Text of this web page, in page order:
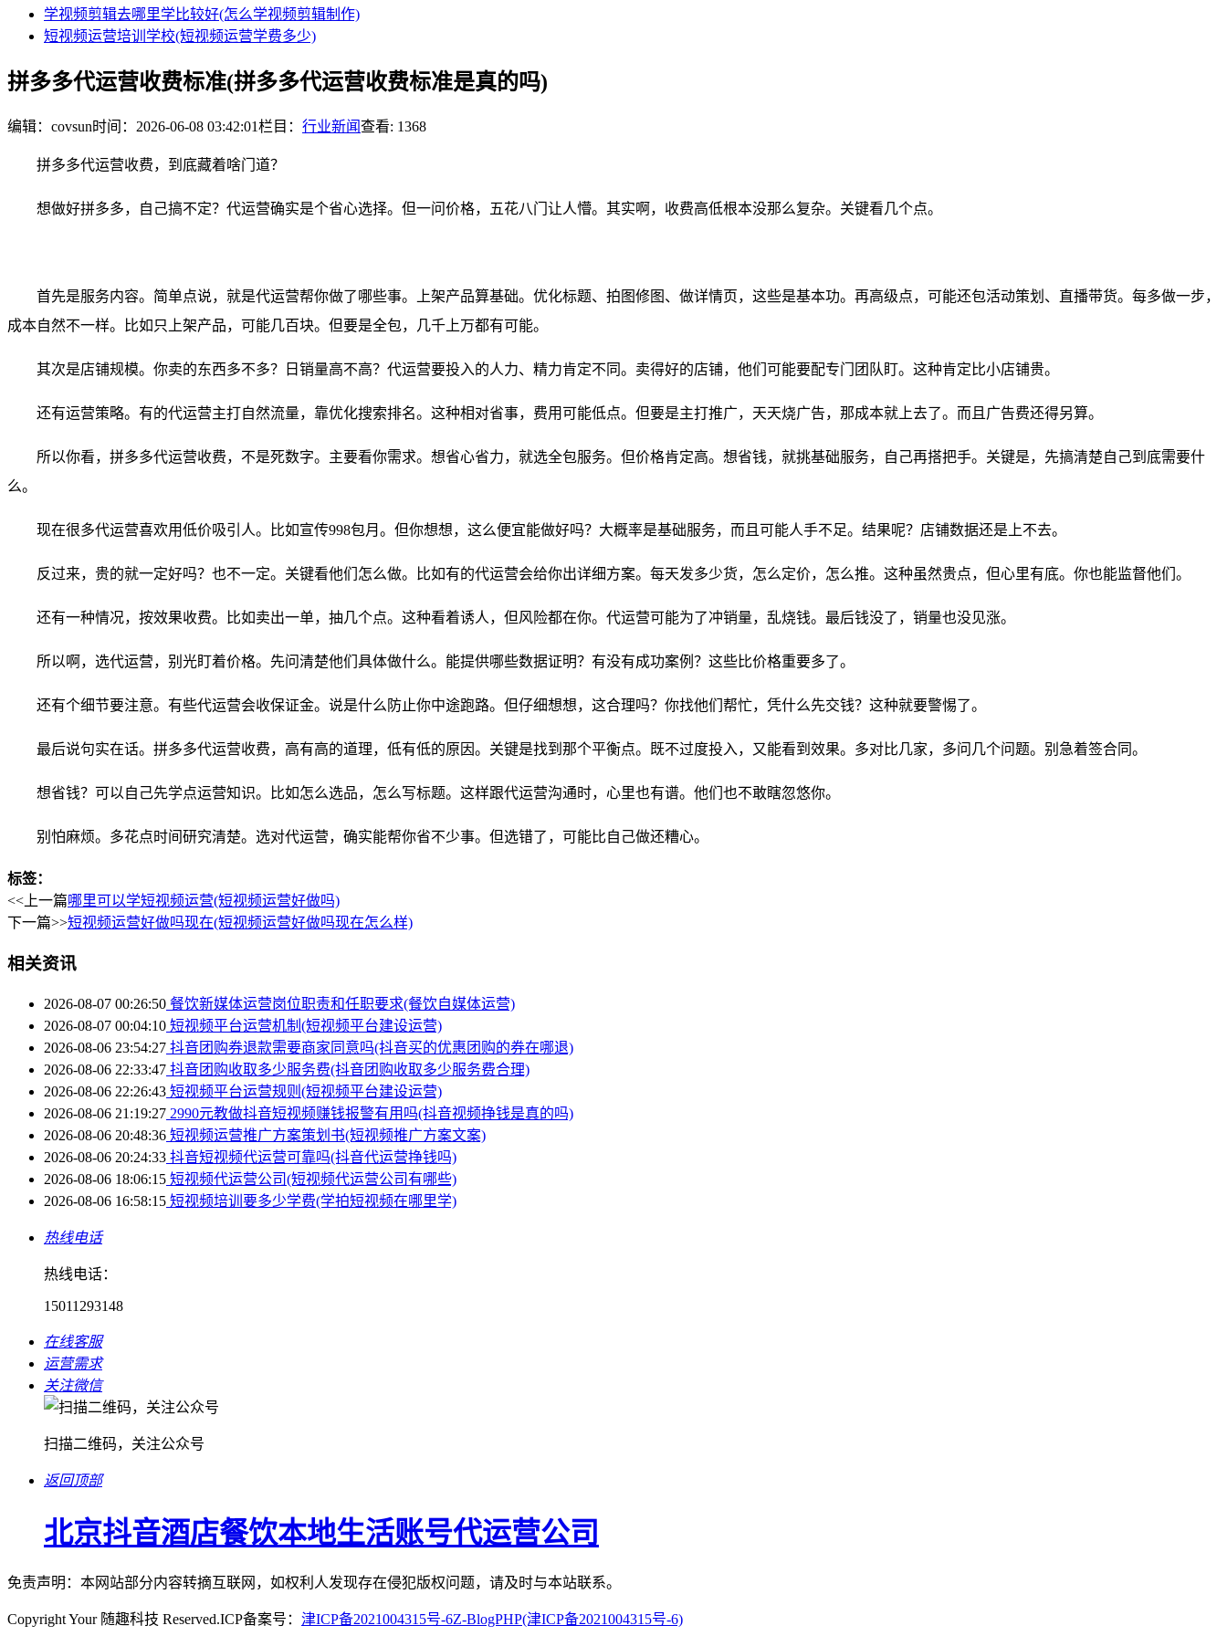
学视频剪辑去哪里学比较好(怎么学视频剪辑制作)
短视频运营培训学校(短视频运营学费多少)
拼多多代运营收费标准(拼多多代运营收费标准是真的吗)
编辑：covsun时间：2026-06-08 03:42:01栏目： 行业新闻查看: 1368
拼多多代运营收费，到底藏着啥门道？
想做好拼多多，自己搞不定？代运营确实是个省心选择。但一问价格，五花八门让人懵。其实啊，收费高低根本没那么复杂。关键看几个点。
首先是服务内容。简单点说，就是代运营帮你做了哪些事。上架产品算基础。优化标题、拍图修图、做详情页，这些是基本功。再高级点，可能还包活动策划、直播带货。每多做一步，
成本自然不一样。比如只上架产品，可能几百块。但要是全包，几千上万都有可能。
其次是店铺规模。你卖的东西多不多？日销量高不高？代运营要投入的人力、精力肯定不同。卖得好的店铺，他们可能要配专门团队盯。这种肯定比小店铺贵。
还有运营策略。有的代运营主打自然流量，靠优化搜索排名。这种相对省事，费用可能低点。但要是主打推广，天天烧广告，那成本就上去了。而且广告费还得另算。
所以你看，拼多多代运营收费，不是死数字。主要看你需求。想省心省力，就选全包服务。但价格肯定高。想省钱，就挑基础服务，自己再搭把手。关键是，先搞清楚自己到底需要什
么。
现在很多代运营喜欢用低价吸引人。比如宣传998包月。但你想想，这么便宜能做好吗？大概率是基础服务，而且可能人手不足。结果呢？店铺数据还是上不去。
反过来，贵的就一定好吗？也不一定。关键看他们怎么做。比如有的代运营会给你出详细方案。每天发多少货，怎么定价，怎么推。这种虽然贵点，但心里有底。你也能监督他们。
还有一种情况，按效果收费。比如卖出一单，抽几个点。这种看着诱人，但风险都在你。代运营可能为了冲销量，乱烧钱。最后钱没了，销量也没见涨。
所以啊，选代运营，别光盯着价格。先问清楚他们具体做什么。能提供哪些数据证明？有没有成功案例？这些比价格重要多了。
还有个细节要注意。有些代运营会收保证金。说是什么防止你中途跑路。但仔细想想，这合理吗？你找他们帮忙，凭什么先交钱？这种就要警惕了。
最后说句实在话。拼多多代运营收费，高有高的道理，低有低的原因。关键是找到那个平衡点。既不过度投入，又能看到效果。多对比几家，多问几个问题。别急着签合同。
想省钱？可以自己先学点运营知识。比如怎么选品，怎么写标题。这样跟代运营沟通时，心里也有谱。他们也不敢瞎忽悠你。
别怕麻烦。多花点时间研究清楚。选对代运营，确实能帮你省不少事。但选错了，可能比自己做还糟心。
标签：
<<上一篇哪里可以学短视频运营(短视频运营好做吗)
下一篇>>短视频运营好做吗现在(短视频运营好做吗现在怎么样)
相关资讯
2026-08-07 00:26:50 餐饮新媒体运营岗位职责和任职要求(餐饮自媒体运营)
2026-08-07 00:04:10 短视频平台运营机制(短视频平台建设运营)
2026-08-06 23:54:27 抖音团购券退款需要商家同意吗(抖音买的优惠团购的券在哪退)
2026-08-06 22:33:47 抖音团购收取多少服务费(抖音团购收取多少服务费合理)
2026-08-06 22:26:43 短视频平台运营规则(短视频平台建设运营)
2026-08-06 21:19:27 2990元教做抖音短视频赚钱报警有用吗(抖音视频挣钱是真的吗)
2026-08-06 20:48:36 短视频运营推广方案策划书(短视频推广方案文案)
2026-08-06 20:24:33 抖音短视频代运营可靠吗(抖音代运营挣钱吗)
2026-08-06 18:06:15 短视频代运营公司(短视频代运营公司有哪些)
2026-08-06 16:58:15 短视频培训要多少学费(学拍短视频在哪里学)
热线电话
热线电话：
15011293148
在线客服
运营需求
关注微信
扫描二维码，关注公众号
返回顶部
北京抖音酒店餐饮本地生活账号代运营公司
免责声明：本网站部分内容转摘互联网，如权利人发现存在侵犯版权问题，请及时与本站联系。
Copyright Your 随趣科技 Reserved.ICP备案号： 津ICP备2021004315号-6Z-BlogPHP(津ICP备2021004315号-6)